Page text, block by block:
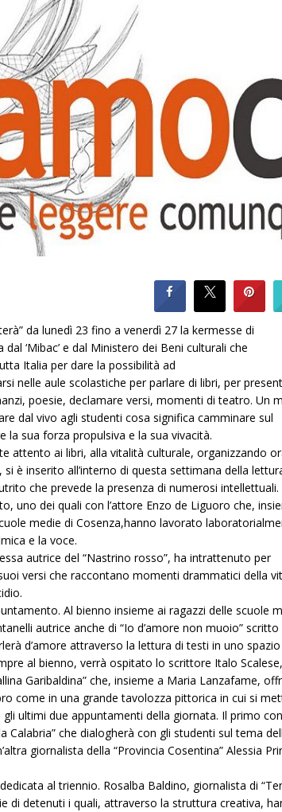
da lunedì 23 fino a venerdì 27 la kermesse di
‘Mibac’ e dal Ministero dei Beni culturali che
Italia per dare la possibilità ad
nelle aule scolastiche per parlare di libri, per
poesie, declamare versi, momenti di teatro. Un
dal vivo agli studenti cosa significa camminare sul
sua forza propulsiva e la sua vivacità.
attento ai libri, alla vitalità culturale, organizzando
è inserito all’interno di questa settimana della
che prevede la presenza di numerosi intellettuali.
uno dei quali con l’attore Enzo de Liguoro che,
medie di Cosenza,hanno lavorato
e la voce.
autrice del “Nastrino rosso”, ha intrattenuto per
versi che raccontano momenti drammatici della
Al bienno insieme ai ragazzi delle scuole
autrice anche di “Io d’amore non muoio” scritto
d’amore attraverso la lettura di testi in uno spazio
al bienno, verrà ospitato lo scrittore Italo Scalese,
Garibaldina” che, insieme a Maria Lanzafame,
come in una grande tavolozza pittorica in cui si
ultimi due appuntamenti della giornata. Il primo con
Calabria” che dialogherà con gli studenti sul tema
giornalista della “Provincia Cosentina” Alessia
al triennio. Rosalba Baldino, giornalista di
di detenuti i quali, attraverso la struttura creativa,